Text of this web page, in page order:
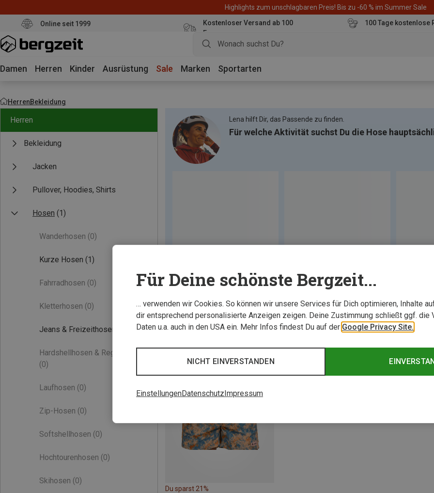
Highlights zum unschlagbaren Preis! Bis zu -60 % im Summer Sale
Online seit 1999
Kostenloser Versand ab 100
Euro
100 Tage kostenlose
Damen Herren Kinder Ausrüstung Sale Marken Sportarten
HerrenBekleidung
Herren
Bekleidung
Jacken
Pullover, Hoodies, Shirts
Hosen (1)
Wanderhosen (0)
Kurze Hosen (1)
Fahrradhosen (0)
Kletterhosen (0)
Jeans & Freizeithosen
Hardshellhosen & Regenhosen
(0)
Laufhosen (0)
Zip-Hosen (0)
Softshellhosen (0)
Hochtourenhosen (0)
Skihosen (0)
Lena hilft Dir, das Passende zu finden.
Für welche Aktivität suchst Du die Hose
Du sparst 21%
Für Deine schönste Bergzeit...
… verwenden wir Cookies. So können wir unsere Services für Dich optimieren, Inhalte
dir entsprechend personalisierte Anzeigen zeigen. Deine Zustimmung schließt ggf. die
Daten u.a. auch in den USA ein. Mehr Infos findest Du auf der Google Privacy Site.
NICHT EINVERSTANDEN
EinstellungenDatenschutzImpressum